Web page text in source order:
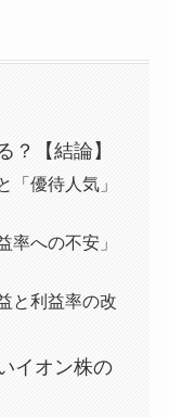
？【結論】
「優待人気」
率への不安」
と利益率の改
イオン株の